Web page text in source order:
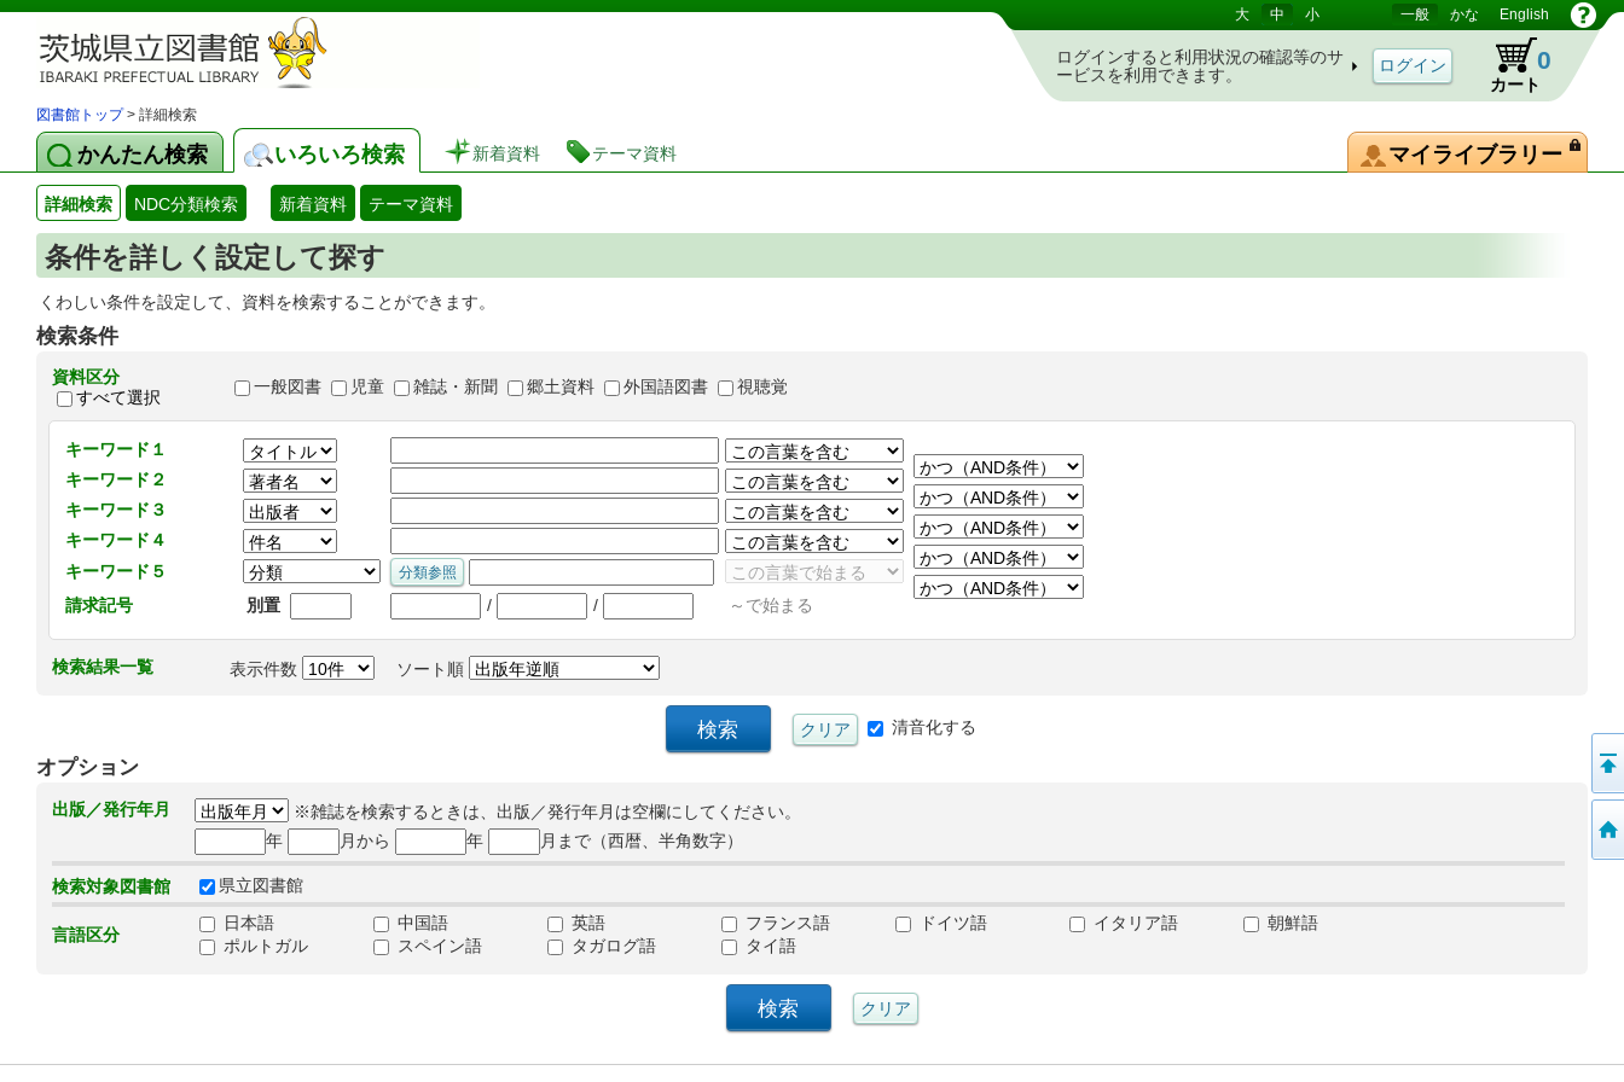
茨城県立図書館 蔵書検索・予約システム 大 中 小 一般 かな English
ログインすると利用状況の確認等のサ
ービスを利用できます。
カート
0
図書館トップ> 詳細検索
かんたん検索 いろいろ検索 新着資料 テーマ資料 マイライブラリー
詳細検索 NDC分類検索 新着資料 テーマ資料
条件を詳しく設定して探す
くわしい条件を設定して、資料を検索することができます。
検索条件
資料区分
すべて選択
一般図書 児童 雑誌・新聞 郷土資料 外国語図書 視聴覚
キーワード１
キーワード２
キーワード３
キーワード４
キーワード５
請求記号
別置 / / ～で始まる
検索結果一覧 表示件数 ソート順
清音化する
オプション
出版／発行年月
※雑誌を検索するときは、出版／発行年月は空欄にしてください。
年
月から 年 月まで（西暦、半角数字）
検索対象図書館 県立図書館
言語区分
日本語 中国語 英語 フランス語 ドイツ語 イタリア語
朝鮮語
ポルトガル
スペイン語 タガログ語 タイ語